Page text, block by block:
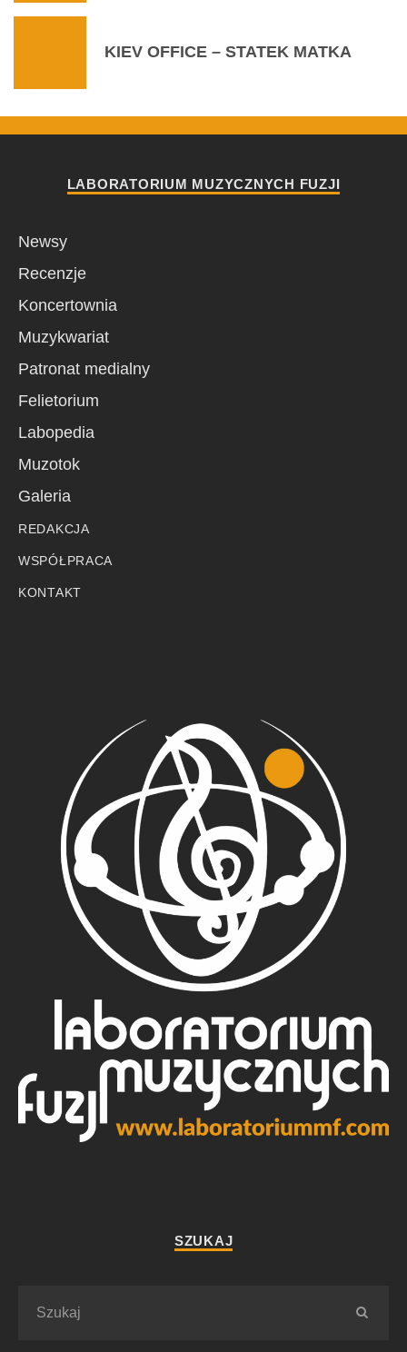
KIEV OFFICE – STATEK MATKA
LABORATORIUM MUZYCZNYCH FUZJI
Newsy
Recenzje
Koncertownia
Muzykwariat
Patronat medialny
Felietorium
Labopedia
Muzotok
Galeria
REDAKCJA
WSPÓŁPRACA
KONTAKT
SZUKAJ